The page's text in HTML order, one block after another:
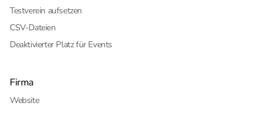
Testverein aufsetzen
CSV-Dateien
Deaktivierter Platz für Events
Firma
Website